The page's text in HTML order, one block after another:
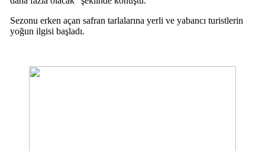
Sezonu erken açan safran tarlalarına yerli ve yabancı turistlerin
yoğun ilgisi başladı.